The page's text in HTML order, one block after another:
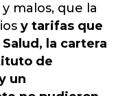
malos, que la
y tarifas que
la cartera
de
un